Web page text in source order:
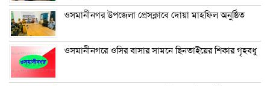
ওসমানীনগর উপজেলা প্রেসক্লাবে দোয়া মাহফিল অনুষ্ঠিত
ওসমানীনগরে ওসির বাসার সামনে ছিনতাইয়ের শিকার গৃহবধু